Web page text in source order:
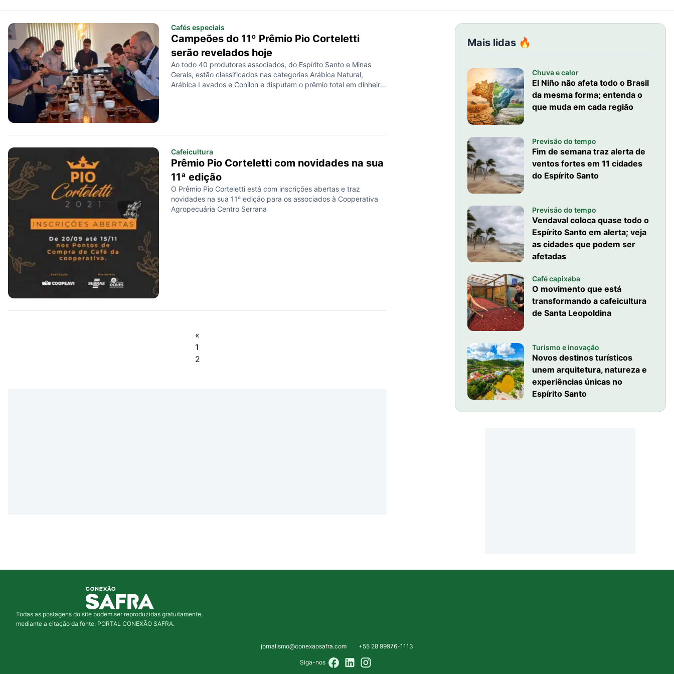
Cafés especiais
Campeões do 11º Prêmio Pio Corteletti
serão revelados hoje
Ao todo 40 produtores associados, do Espírito Santo e Minas
Gerais, estão classificados nas categorias Arábica Natural,
Arábica Lavados e Conilon e disputam o prêmio total em dinheiro
Cafeicultura
Prêmio Pio Corteletti com novidades na sua
11ª edição
O Prêmio Pio Corteletti está com inscrições abertas e traz
novidades na sua 11ª edição para os associados à Cooperativa
Agropecuária Centro Serrana
«
1
2
Mais lidas 🔥
Chuva e calor
El Niño não afeta todo o Brasil
da mesma forma; entenda o
que muda em cada região
Previsão do tempo
Fim de semana traz alerta de
ventos fortes em 11 cidades
do Espírito Santo
Previsão do tempo
Vendaval coloca quase todo o
Espírito Santo em alerta; veja
as cidades que podem ser
afetadas
Café capixaba
O movimento que está
transformando a cafeicultura
de Santa Leopoldina
Turismo e inovação
Novos destinos turísticos
unem arquitetura, natureza e
experiências únicas no
Espírito Santo
Todas as postagens do site podem ser reproduzidas gratuitamente,
mediante a citação da fonte: PORTAL CONEXÃO SAFRA.
jornalismo@conexaosafra.com +55 28 99976-1113
Siga-nos